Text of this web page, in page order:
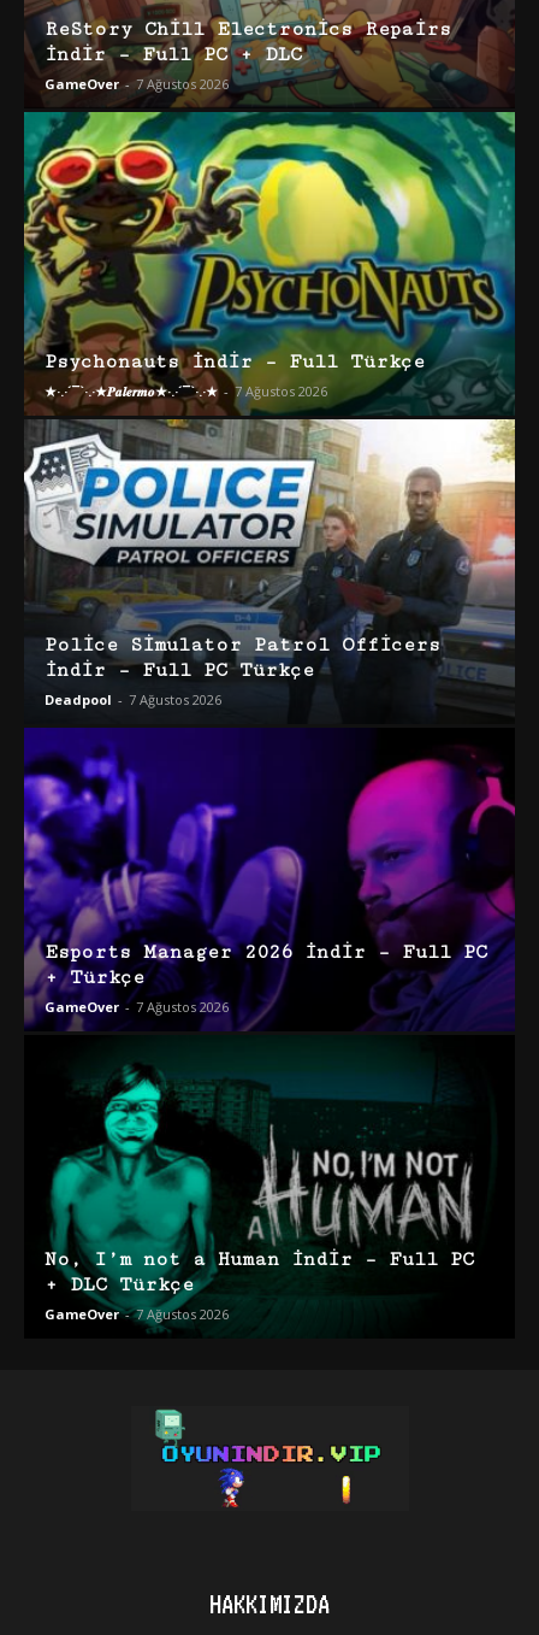
ReStory Chill Electronics Repairs
İndir – Full PC + DLC
GameOver - 7 Ağustos 2026
Psychonauts İndir – Full Türkçe
★·.·´¯`·.·★𝑷𝒂𝒍𝒆𝒓𝒎𝒐★·.·´¯`·.·★ - 7 Ağustos 2026
Police Simulator Patrol Officers
İndir – Full PC Türkçe
Deadpool - 7 Ağustos 2026
Esports Manager 2026 İndir – Full PC
+ Türkçe
GameOver - 7 Ağustos 2026
No, I’m not a Human İndir – Full PC
+ DLC Türkçe
GameOver - 7 Ağustos 2026
HAKKIMIZDA